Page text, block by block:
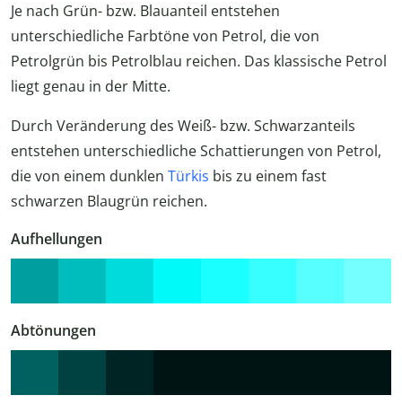
Je nach Grün- bzw. Blauanteil entstehen
unterschiedliche Farbtöne von Petrol, die von
Petrolgrün bis Petrolblau reichen. Das klassische Petrol
liegt genau in der Mitte.
Durch Veränderung des Weiß- bzw. Schwarzanteils
entstehen unterschiedliche Schattierungen von Petrol,
die von einem dunklen Türkis bis zu einem fast
schwarzen Blaugrün reichen.
Aufhellungen
Abtönungen